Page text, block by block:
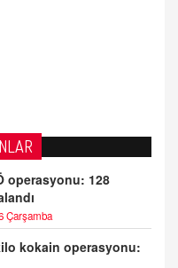
operasyonu: 128
Çarşamba
kokain operasyonu: